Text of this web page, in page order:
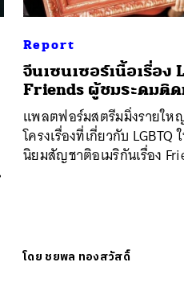
Report
จีนเซนเซอร์เนื้อเรื่อง
Friends ผู้ชมระดมติ
แพลตฟอร์มสตรีมมิ่งรายให
โครงเรื่องที่เกี่ยวกับ
นิยมสัญชาติอเมริกันเรื่อง
โดย ชยพล ทองสวัสดิ์